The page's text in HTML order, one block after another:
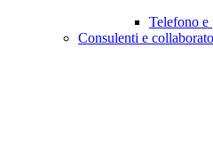
Telefono e
Consulenti e